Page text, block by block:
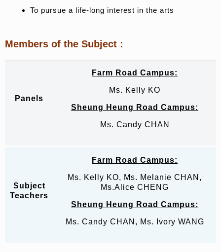
To pursue a life-long interest in the arts
Members of the Subject :
Panels
Farm Road Campus:
Ms. Kelly KO
Sheung Heung Road Campus:
Ms. Candy CHAN
Subject
Teachers
Farm Road Campus:
Ms. Kelly KO, Ms. Melanie CHAN,
Ms.Alice CHENG
Sheung Heung Road Campus:
Ms. Candy CHAN, Ms. Ivory WANG